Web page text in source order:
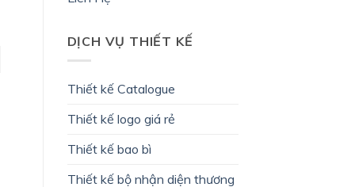
DỊCH VỤ THIẾT KẾ
Thiết kế Catalogue
Thiết kế logo giá rẻ
Thiết kế bao bì
Thiết kế bộ nhận diện thương